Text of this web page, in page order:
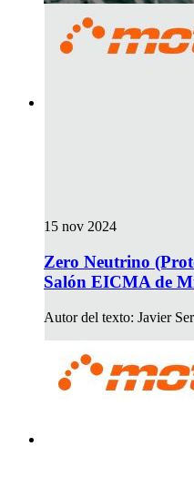
15 nov 2024
Zero Neutrino
Salón EICMA de
Autor del texto: Javier